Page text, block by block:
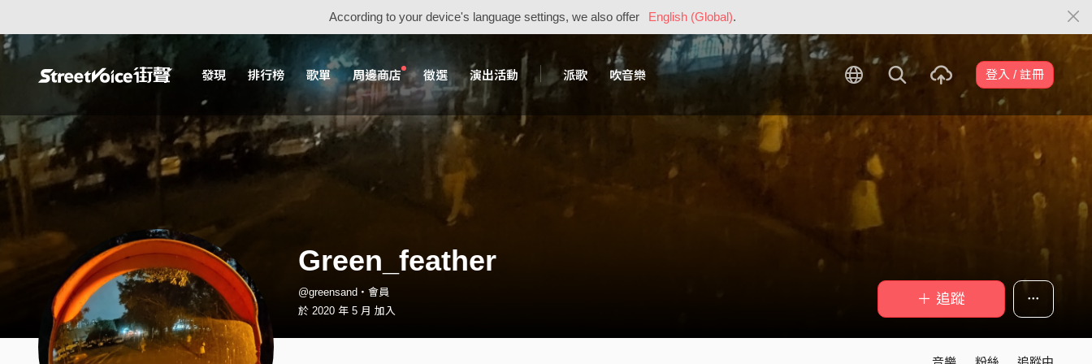
According to your device's language settings, we also offer English (Global).
發現 排行榜 歌單 周邊商店 徵選 演出活動 派歌 吹音樂 登入 / 註冊
Green_feather
@greensand・會員
於 2020 年 5 月 加入
＋ 追蹤